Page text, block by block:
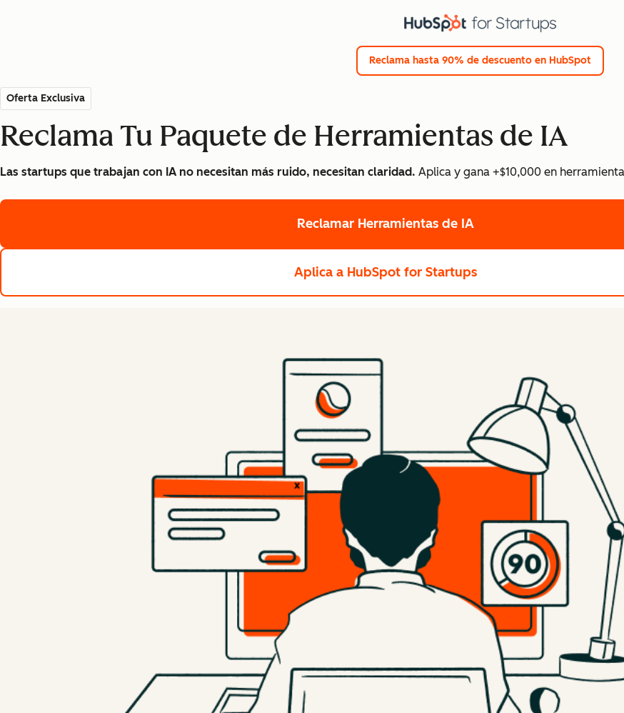
Reclama hasta 90% de descuento en HubSpot
Oferta Exclusiva
Reclama Tu Paquete de Herramientas de IA
Las startups que trabajan con IA no necesitan más ruido, necesitan claridad. Aplica y gana +$10,000 en
Reclamar Herramientas de IA
Aplica a HubSpot for Startups